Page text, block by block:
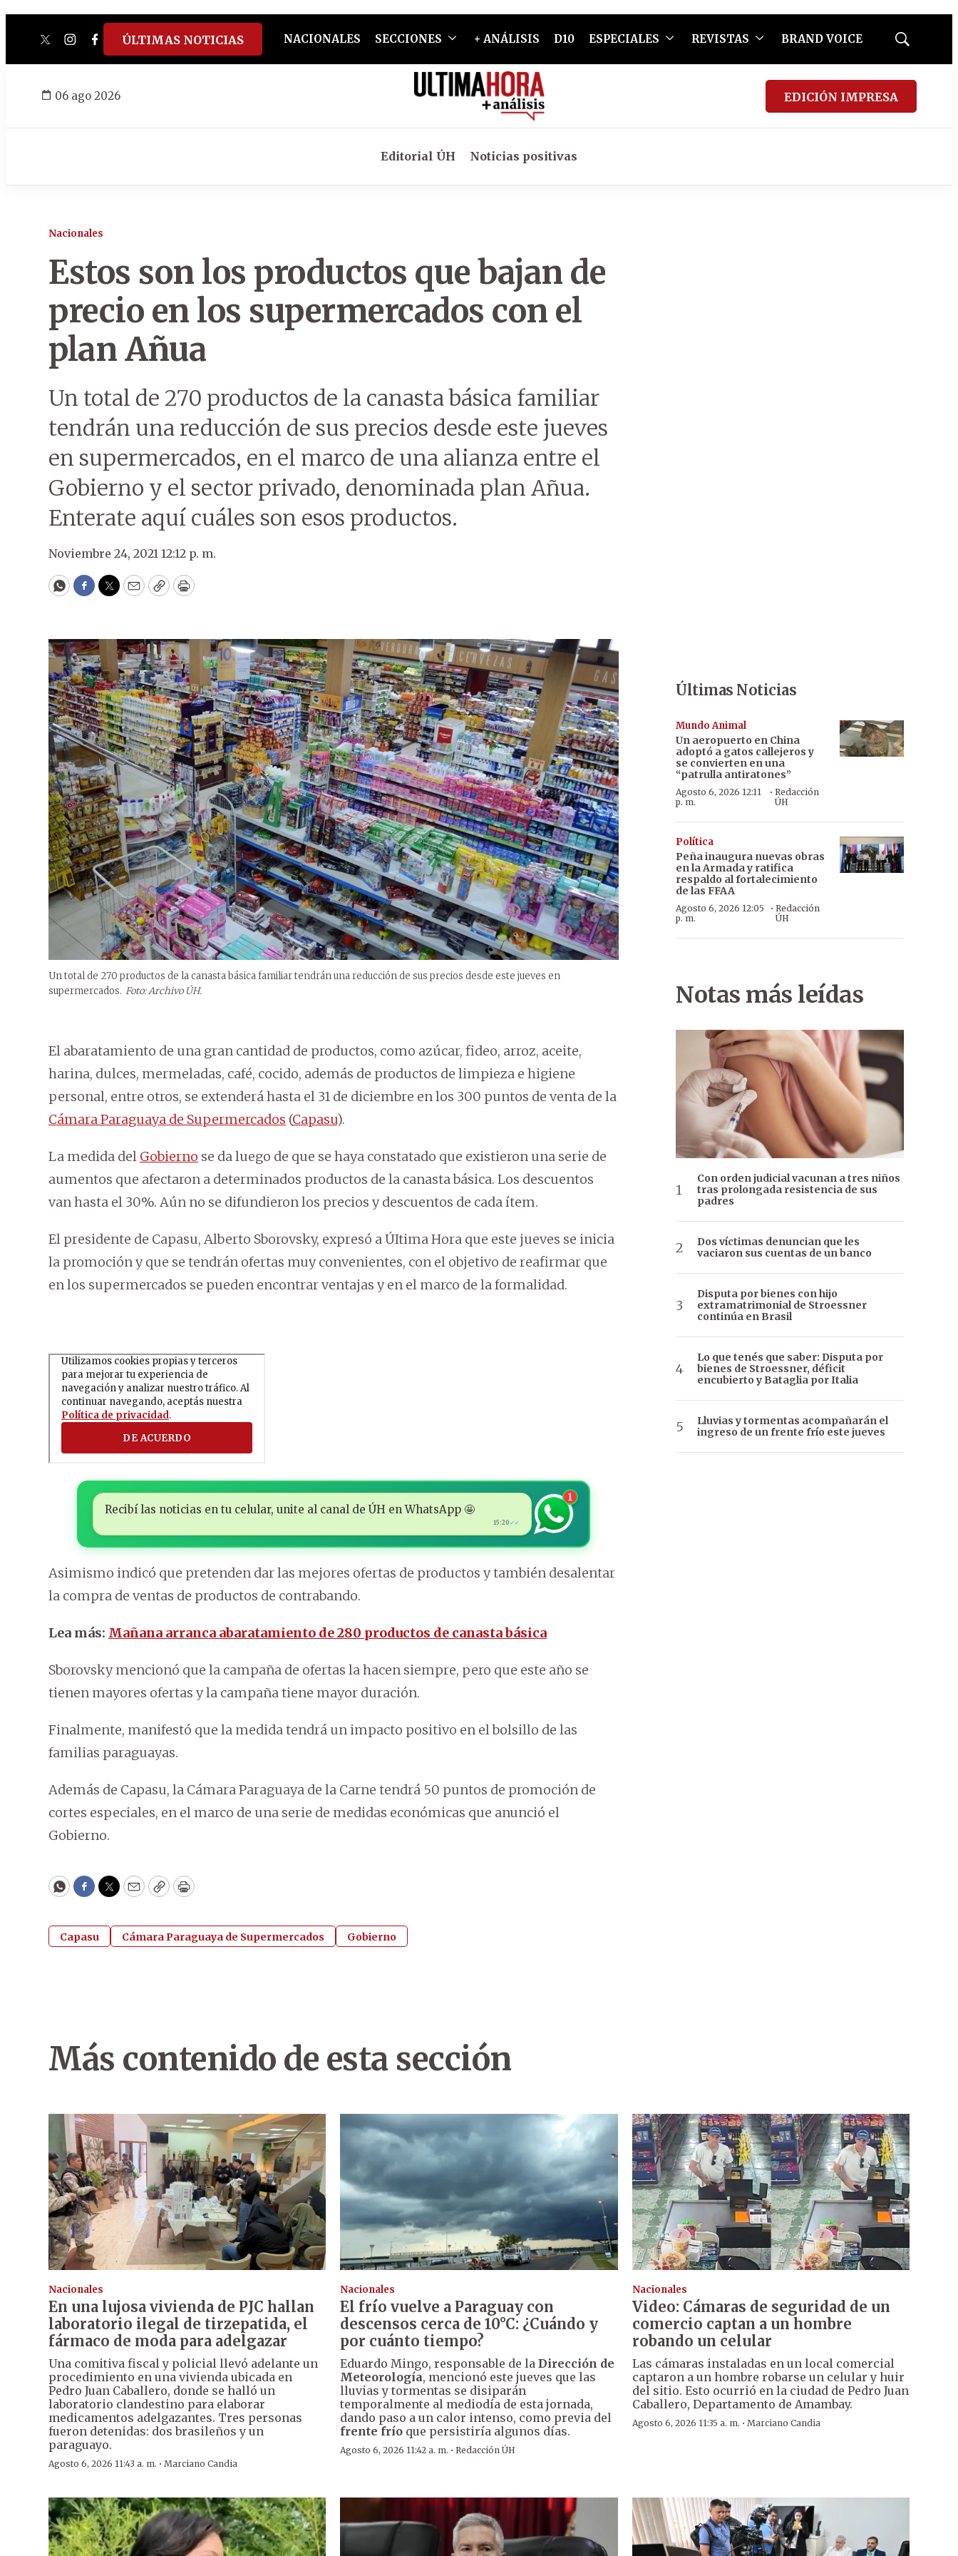
twitterinstagram
facebook
tiktokyoutube
spotify
ÚLTIMAS NOTICIAS NACIONALES SECCIONES + ANÁLISIS D10 ESPECIALES REVISTAS BRAND VOICE
Mostrar
06 ago 2026 EDICIÓN IMPRESA
Editorial ÚH Noticias positivas
Nacionales
Estos son los productos que bajan de
precio en los supermercados con el
plan Añua
Un total de 270 productos de la canasta básica familiar
tendrán una reducción de sus precios desde este jueves
en supermercados, en el marco de una alianza entre el
Gobierno y el sector privado, denominada plan Añua.
Enterate aquí cuáles son esos productos.
Noviembre 24, 2021 12:12 p. m.
WhatsApp
Facebook
Twitter
EmailCopyPrint
Un total de 270 productos de la canasta básica familiar tendrán una reducción de sus precios desde este jueves en
supermercados. Foto: Archivo ÚH.
El abaratamiento de una gran cantidad de productos, como azúcar, fideo, arroz, aceite,
harina, dulces, mermeladas, café, cocido, además de productos de limpieza e higiene
personal, entre otros, se extenderá hasta el 31 de diciembre en los 300 puntos de venta de la
Cámara Paraguaya de Supermercados (Capasu).
La medida del Gobierno se da luego de que se haya constatado que existieron una serie de
aumentos que afectaron a determinados productos de la canasta básica. Los descuentos
van hasta el 30%. Aún no se difundieron los precios y descuentos de cada ítem.
El presidente de Capasu, Alberto Sborovsky, expresó a ÚItima Hora que este jueves se inicia
la promoción y que se tendrán ofertas muy convenientes, con el objetivo de reafirmar que
en los supermercados se pueden encontrar ventajas y en el marco de la formalidad.
Recibí las noticias en tu celular, unite al canal de ÚH en WhatsApp 🤩
15:20 ✓✓
1
Asimismo indicó que pretenden dar las mejores ofertas de productos y también desalentar
la compra de ventas de productos de contrabando.
Lea más: Mañana arranca abaratamiento de 280 productos de canasta básica
Sborovsky mencionó que la campaña de ofertas la hacen siempre, pero que este año se
tienen mayores ofertas y la campaña tiene mayor duración.
Finalmente, manifestó que la medida tendrá un impacto positivo en el bolsillo de las
familias paraguayas.
Además de Capasu, la Cámara Paraguaya de la Carne tendrá 50 puntos de promoción de
cortes especiales, en el marco de una serie de medidas económicas que anunció el
Gobierno.
WhatsApp
Facebook
Twitter
EmailCopyPrint
Capasu Cámara Paraguaya de Supermercados Gobierno
Últimas Noticias
Mundo Animal
Un aeropuerto en China
adoptó a gatos callejeros y
se convierten en una
“patrulla antiratones”
Agosto 6, 2026 12:11
p. m.
· Redacción
ÚH
Política
Peña inaugura nuevas obras
en la Armada y ratifica
respaldo al fortalecimiento
de las FFAA
Agosto 6, 2026 12:05
p. m.
· Redacción
ÚH
Notas más leídas
Con orden judicial vacunan a tres niños
tras prolongada resistencia de sus
padres
Dos víctimas denuncian que les
vaciaron sus cuentas de un banco
Disputa por bienes con hijo
extramatrimonial de Stroessner
continúa en Brasil
Lo que tenés que saber: Disputa por
bienes de Stroessner, déficit
encubierto y Bataglia por Italia
Lluvias y tormentas acompañarán el
ingreso de un frente frío este jueves
Más contenido de esta sección
Nacionales
En una lujosa vivienda de PJC hallan
laboratorio ilegal de tirzepatida, el
fármaco de moda para adelgazar
Una comitiva fiscal y policial llevó adelante un
procedimiento en una vivienda ubicada en
Pedro Juan Caballero, donde se halló un
laboratorio clandestino para elaborar
medicamentos adelgazantes. Tres personas
fueron detenidas: dos brasileños y un
paraguayo.
Agosto 6, 2026 11:43 a. m. · Marciano Candia
Nacionales
El frío vuelve a Paraguay con
descensos cerca de 10°C: ¿Cuándo y
por cuánto tiempo?
Eduardo Mingo, responsable de laDirección de
Meteorología, mencionó este jueves que las
lluvias y tormentas se disiparán
temporalmente al mediodía de esta jornada,
dando paso a un calor intenso, como previa del
frente frío que persistiría algunos días.
Agosto 6, 2026 11:42 a. m. ·Redacción ÚH
Nacionales
Video: Cámaras de seguridad de un
comercio captan a un hombre
robando un celular
Las cámaras instaladas en un local comercial
captaron a un hombre robarse un celular y huir
del sitio. Esto ocurrió en la ciudad de Pedro Juan
Caballero, Departamento de Amambay.
Agosto 6, 2026 11:35 a. m. · Marciano Candia